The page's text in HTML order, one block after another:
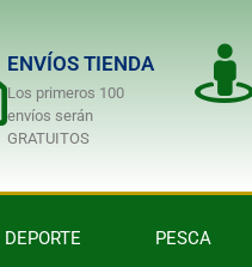
ENVÍOS TIENDA
Los primeros 100
envíos serán
GRATUITOS
DEPORTE PESCA